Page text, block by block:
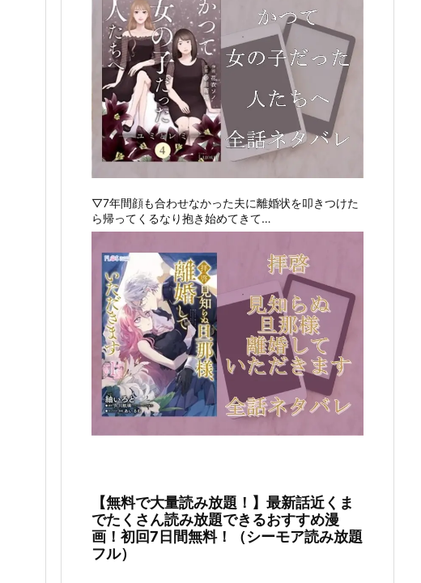
▽7年間顔も合わせなかった夫に離婚状を叩きつけた
ら帰ってくるなり抱き始めてきて…
【無料で大量読み放題！】最新話近くま
でたくさん読み放題できるおすすめ漫
画！初回7日間無料！（シーモア読み放題
フル）